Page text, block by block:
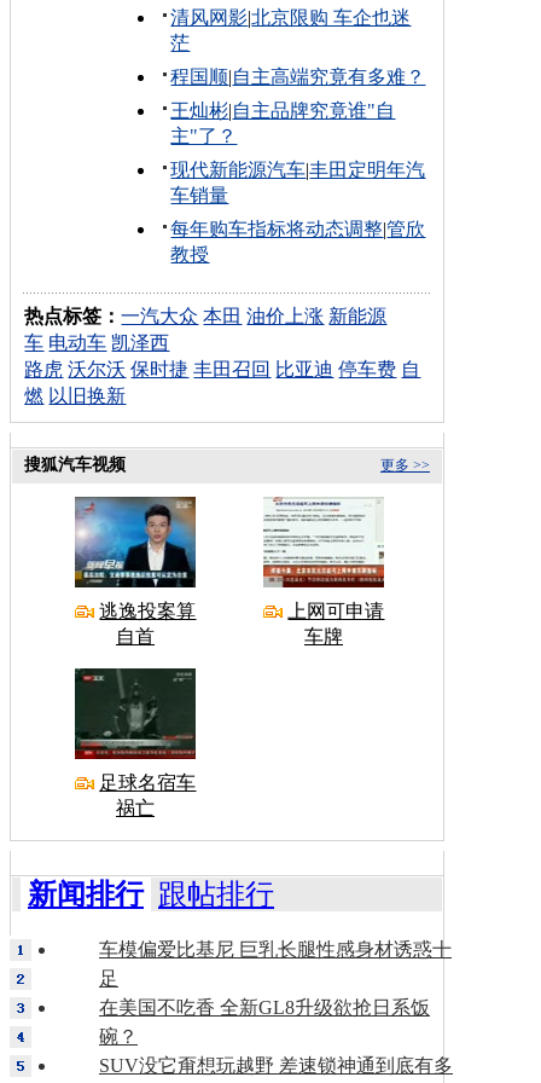
清风网影|北京限购 车企也迷
茫
程国顺|自主高端究竟有多难？
王灿彬|自主品牌究竟谁"自
主"了？
现代新能源汽车|丰田定明年汽
车销量
每年购车指标将动态调整|管欣
教授
热点标签：一汽大众 本田 油价上涨 新能源
车 电动车 凯泽西
路虎 沃尔沃 保时捷 丰田召回 比亚迪 停车费 自
燃 以旧换新
更多 >>
搜狐汽车视频
逃逸投案算
自首
上网可申请
车牌
足球名宿车
祸亡
新闻排行 跟帖排行
车模偏爱比基尼 巨乳长腿性感身材诱惑十
足
在美国不吃香 全新GL8升级欲抢日系饭
碗？
SUV没它甭想玩越野 差速锁神通到底有多